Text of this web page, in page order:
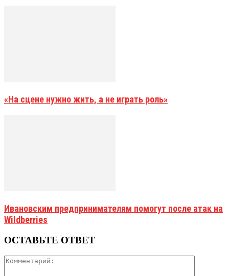
«На сцене нужно жить, а не играть роль»
Ивановским предпринимателям помогут после атак на
Wildberries
ОСТАВЬТЕ ОТВЕТ